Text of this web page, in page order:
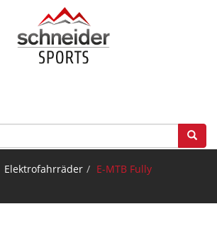
Elektrofahrräder E-MTB Fully